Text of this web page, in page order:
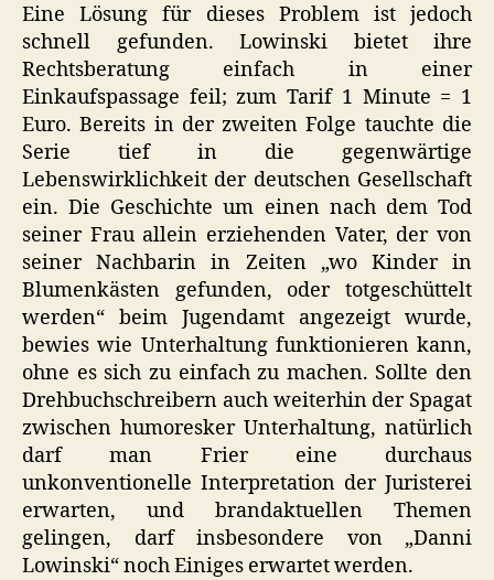
Eine Lösung für dieses Problem ist jedoch
schnell gefunden. Lowinski bietet ihre
Rechtsberatung einfach in einer
Einkaufspassage feil; zum Tarif 1 Minute = 1
Euro. Bereits in der zweiten Folge tauchte die
Serie tief in die gegenwärtige
Lebenswirklichkeit der deutschen Gesellschaft
ein. Die Geschichte um einen nach dem Tod
seiner Frau allein erziehenden Vater, der von
seiner Nachbarin in Zeiten „wo Kinder in
Blumenkästen gefunden, oder totgeschüttelt
werden“ beim Jugendamt angezeigt wurde,
bewies wie Unterhaltung funktionieren kann,
ohne es sich zu einfach zu machen. Sollte den
Drehbuchschreibern auch weiterhin der Spagat
zwischen humoresker Unterhaltung, natürlich
darf man Frier eine durchaus
unkonventionelle Interpretation der Juristerei
erwarten, und brandaktuellen Themen
gelingen, darf insbesondere von „Danni
Lowinski“ noch Einiges erwartet werden.